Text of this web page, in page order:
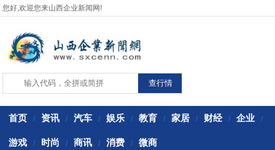
您好,欢迎您来山西企业新闻网!
首页 / 资讯 / 汽车 / 娱乐 / 教育 / 家居 / 财经 / 企业 /
游戏 / 时尚 / 商讯 / 消费 / 微商